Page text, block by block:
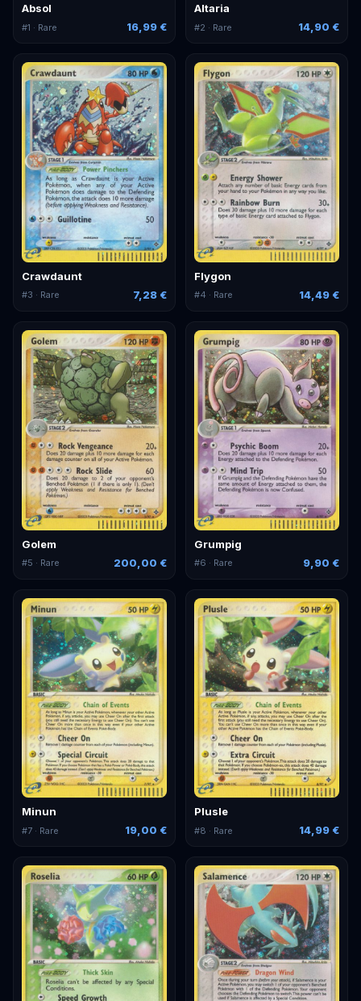
Absol
#1 · Rare 16,99 €
Altaria
#2 · Rare 14,90 €
Crawdaunt
#3 · Rare 7,28 €
Flygon
#4 · Rare 14,49 €
Golem
#5 · Rare 200,00 €
Grumpig
#6 · Rare 9,90 €
Minun
#7 · Rare 19,00 €
Plusle
#8 · Rare 14,99 €